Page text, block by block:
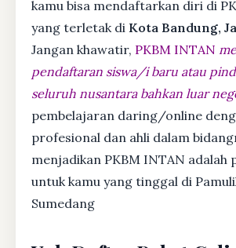
kamu bisa mendaftarkan diri di
yang terletak di Kota Bandung,
Jangan khawatir, PKBM INTAN
pendaftaran siswa/i baru atau
seluruh nusantara bahkan luar
pembelajaran daring/online
profesional dan ahli dalam
menjadikan PKBM INTAN adalah
untuk kamu yang tinggal di
Sumedang